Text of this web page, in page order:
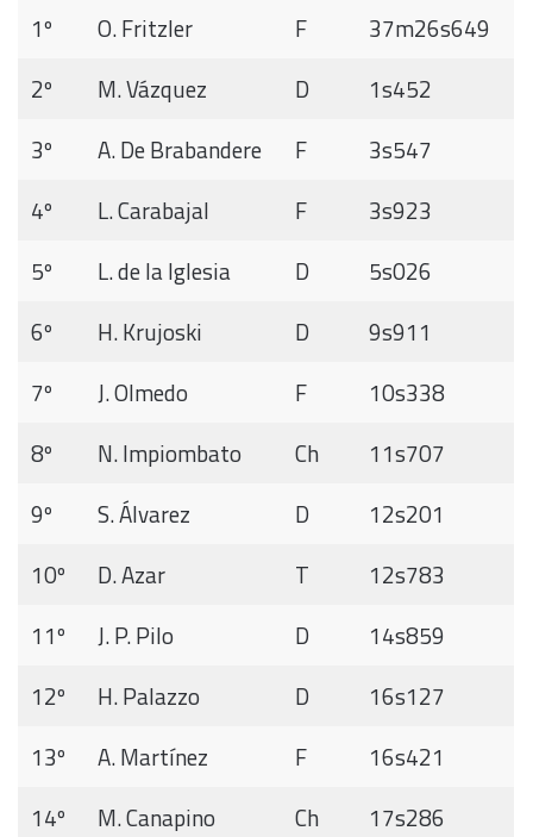
1º
O. Fritzler F
37m26s649
2º
M. Vázquez D
1s452
3º
A. De Brabandere F
3s547
4º
L. Carabajal F
3s923
5º
L. de la Iglesia D
5s026
6º
H. Krujoski D
9s911
7º
J. Olmedo F
10s338
8º
N. Impiombato Ch
11s707
9º
S. Álvarez D
12s201
10º
D. Azar T
12s783
11º
J. P. Pilo D
14s859
12º
H. Palazzo D
16s127
13º
A. Martínez F
16s421
14º
M. Canapino Ch
17s286